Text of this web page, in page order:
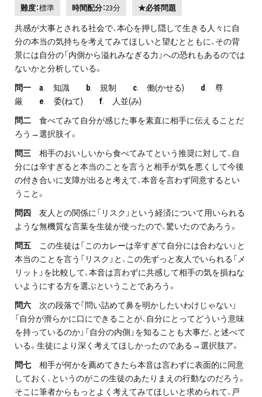
難度：標準 時間配分：23分 ★必答問題
共感が大事とされる社会で、本心を押し隠して生きる人々に自
分の本当の気持ちを考えてみてほしいと望むとともに、その背
景には自分の「内側から溢れみなぎる力」への恐れもあるのでは
ないかと分析している。
問一 a . 知識 b . 規制 c . 働(かせる) d
. 尊
厳 e . 委(ねて) f . 人並(み)
問二 食べてみて自分が感じた事を素直に相手に伝えることだ
ろう→選択肢イ。
問三 相手のおいしいから食べてみてという推奨に対して、自
分には辛すぎると本当のことを言うと相手が気を悪くして今後
の付き合いに支障が出ると考えて、本音を言わず同意するとい
うこと。
問四 友人との関係に「リスク」という経済について用いられる
ような無機質な言葉を生徒が使ったので、驚いたのであろう。
問五
この生徒は「このカレーは辛すぎて自分には合わない」と
本当のことを言う「リスク」と、この先ずっと友人でいられる「メ
リット」を比較して、本音は言わずに共感して相手の気を損ねな
いようにする方を選ぶということであろう。
問六 次の段落で「問い詰めて鼻を明かしたいわけじゃない」
「自分が滑らかに口にできることが、自分にとってどういう意味
を持っているのか」「自分の内側」を知ることも大事だ、と述べて
いる。生徒により深く考えてほしかったのである→選択肢ア。
問七 相手が何かを薦めてきたら本音は言わずに表面的に同意
しておく、というのがこの生徒のあたりまえの行動なのだろう。
そこに筆者からもっとよく考えてみてほしいと求められて、戸